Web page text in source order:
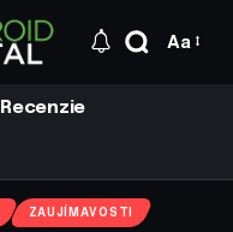
Aa
Recenzie
ZAUJÍMAVOSTI